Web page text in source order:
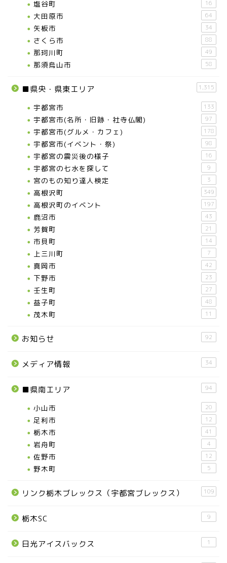
塩谷町 16
大田原市 64
矢板市 34
さくら市 88
那珂川町 49
那須烏山市 58
■県央・県東エリア 1,315
宇都宮市 133
宇都宮市(名所・旧跡・社寺仏閣) 97
宇都宮市(グルメ・カフェ) 178
宇都宮市(イベント・祭) 98
宇都宮の震災後の様子 16
宇都宮の七水を探して 9
宮のもの知り達人検定 3
高根沢町 349
高根沢町のイベント 197
鹿沼市 43
芳賀町 21
市貝町 14
上三川町 7
真岡市 42
下野市 23
壬生町 27
益子町 48
茂木町 11
お知らせ 92
メディア情報 34
■県南エリア 94
小山市 20
足利市 12
栃木市 41
岩舟町 4
佐野市 12
野木町 5
リンク栃木ブレックス（宇都宮ブレックス） 109
栃木SC 9
日光アイスバックス 1